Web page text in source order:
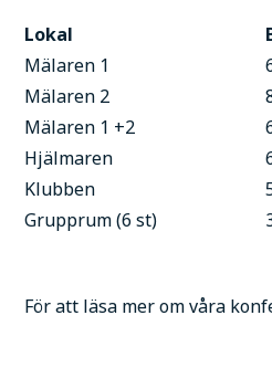
Lokal
Mälaren 1
Mälaren 2
Mälaren 1 +2
Hjälmaren
Klubben
Grupprum (6 st)
För att läsa mer om våra